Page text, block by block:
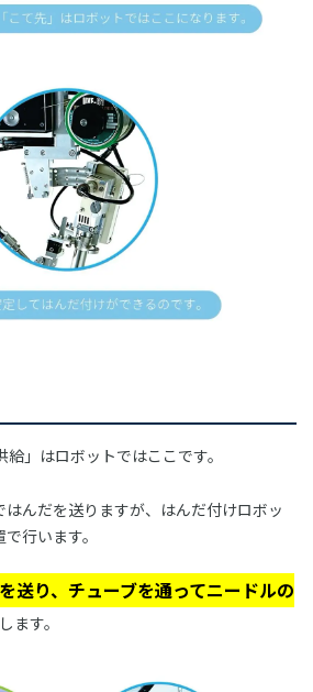
」はロボットではここです。
んだを送りますが、はんだ付けロボッ
行います。
送り、チューブを通ってニードルの
ます。